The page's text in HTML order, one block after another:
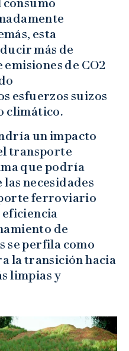
esta
más de
de CO2
esfuerzos suizos
climático.
un impacto
transporte
que podría
necesidades
ferroviario
eficiencia
de
se perfila como
la transición hacia
limpias y